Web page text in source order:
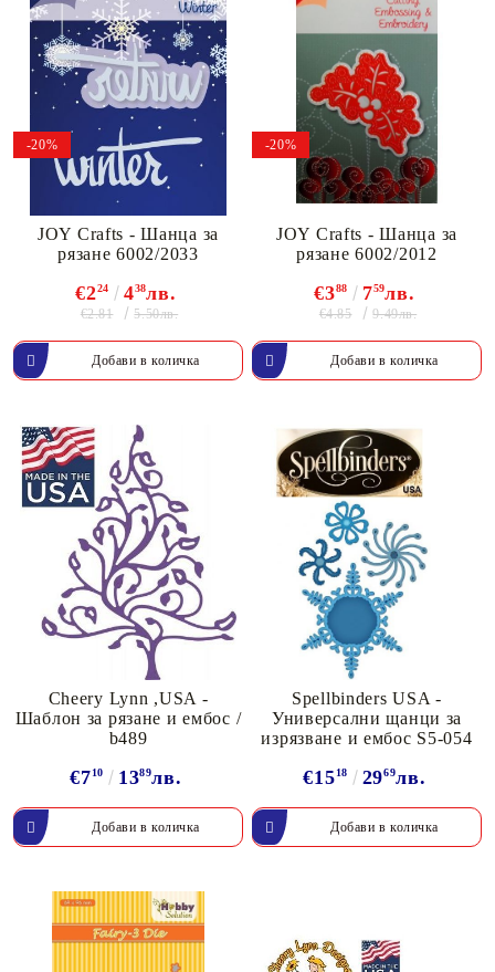
-20%
JOY Crafts - Шанца за
рязане 6002/2033
€224 438лв.
€2.81 5.50лв.
-20%
JOY Crafts - Шанца за
рязане 6002/2012
€388 759лв.
€4.85 9.49лв.
Cheery Lynn ,USA -
Шаблон за рязане и ембос /
b489
€710 1389лв.
Spellbinders USA -
Универсални щанци за
изрязване и ембос S5-054
€1518 2969лв.